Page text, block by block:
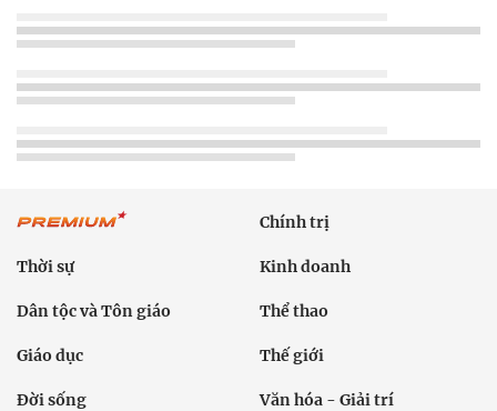
Chính trị
Thời sự Kinh doanh
Dân tộc và Tôn giáo Thể thao
Giáo dục Thế giới
Đời sống Văn hóa - Giải trí